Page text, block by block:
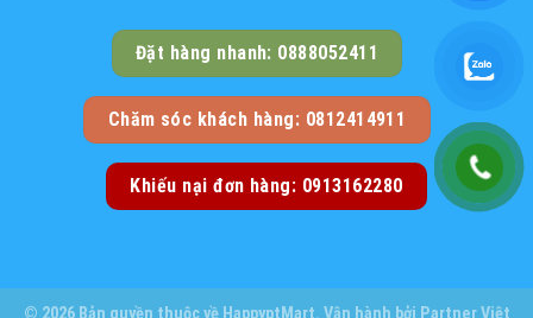
Đặt hàng nhanh: 0888052411
Chăm sóc khách hàng: 0812414911
Khiếu nại đơn hàng: 0913162280
© 2026 Bản quyền thuộc về HappyptMart. Vận hành bởi Partner Việt